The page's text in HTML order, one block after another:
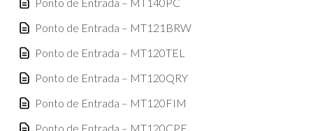
Ponto de Entrada – MT121BRW
Ponto de Entrada – MT120TEL
Ponto de Entrada – MT120QRY
Ponto de Entrada – MT120FIM
Ponto de Entrada – MT120CPE